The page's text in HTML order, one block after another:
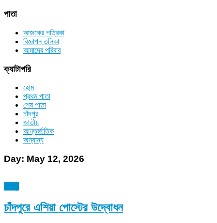
পাতা
আজকের পত্রিকা
বিজ্ঞাপন তলিকা
আমাদের পরিবার
ক্যাটাগরি
হোম
প্রথম পাতা
শেষ পাতা
চাঁদপুর
জাতীয়
আন্তর্জাতিক
অন্যান্য
Day: May 12, 2026
চাঁদপুরে এশিয়া পোস্টের উদ্বোধন